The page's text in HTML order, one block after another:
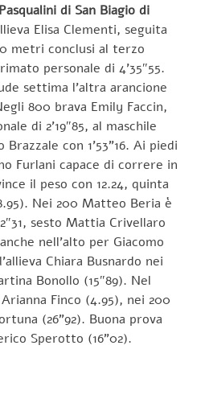
di San Biagio di
Elisa Clementi, seguita
metri conclusi al terzo
personale di 4’35″55.
settima l’altra arancione
800 brava Emily Faccin,
di 2’19″85, al maschile
con 1’53”16. Ai piedi
Furlani capace di correre in
il peso con 12.24, quinta
Nei 200 Matteo Beria è
sesto Mattia Crivellaro
nell’alto per Giacomo
Chiara Busnardo nei
Bonollo (15″89). Nel
Finco (4.95), nei 200
(26”92). Buona prova
Sperotto (16”02).